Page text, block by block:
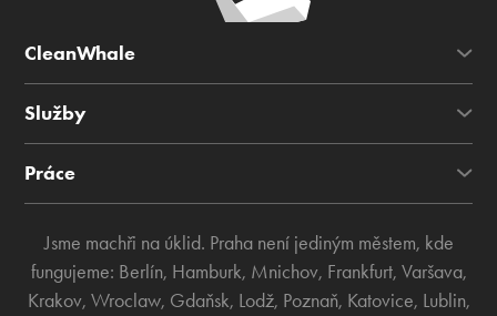
CleanWhale
Služby
Práce
Jsme machři na úklid. Praha není jediným městem, kde
fungujeme: Berlín, Hamburk, Mnichov, Frankfurt, Varšava,
Krakov, Wroclaw, Gdaňsk, Lodž, Poznaň, Katovice, Lublin,